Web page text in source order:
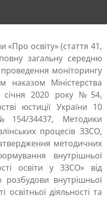
«Про освіту» (стаття 41,
загальну середню
моніторингу
наказом Міністерства
січня 2020 року №54,
юстиції України 10
34437, Методики
процесів ЗЗСО,
методичних
внутрішньої
освіти у ЗЗСО» від
внутрішньої
діяльності та